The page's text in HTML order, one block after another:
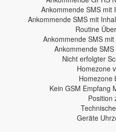
Ankommende SMS mit
Ankommende SMS mit
Routine
Ankommende SMS
Ankommende
Nicht erfolgter
Homezone
Homezone
Kein GSM Empfang
Position
Geräte